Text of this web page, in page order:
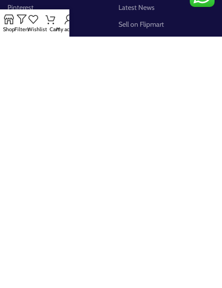
Pinterest
FB Group
Latest News
Sell on Flipmart
ShopFiltersWishlist CartMy account